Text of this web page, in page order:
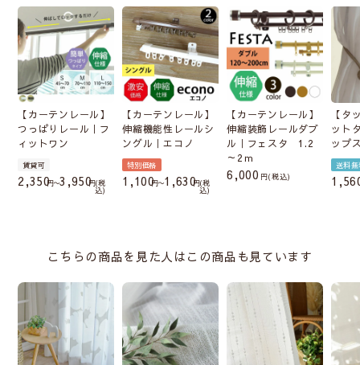
【カーテンレール】
つっぱりレール｜フ
ィットワン
賃貸可
2,350 〜3,950 税
込
【カーテンレール】
伸縮機能性レールシ
ングル｜エコノ
特別価格
1,100 〜1,630 税
込
【カーテンレール】
伸縮装飾レールダブ
ル｜フェスタ 1.2
～2ｍ
6,000 税込
【タ
ット
ップ
送料無
こちらの商品を見た人はこの商品も見ています